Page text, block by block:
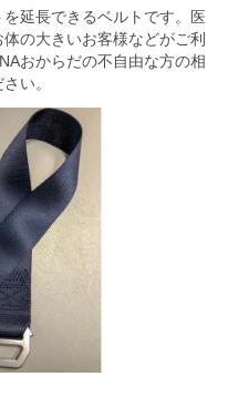
延長できるベルトです。医
の大きいお客様などがご利
おからだの不自由な方の相
い。